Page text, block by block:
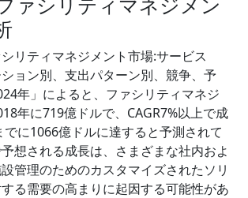
シリティマネジメント市場:サービス
ョン別、支出パターン別、競争、予
年」によると、ファシリティマネジ
年に719億ドルで、CAGR7%以上で成
に1066億ドルに達すると予測されて
想される成長は、さまざまな社内およ
管理のためのカスタマイズされたソリ
る需要の高まりに起因する可能性があ